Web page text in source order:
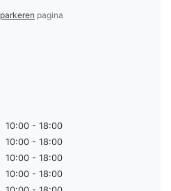
parkeren pagina
10:00 - 18:00
10:00 - 18:00
10:00 - 18:00
10:00 - 18:00